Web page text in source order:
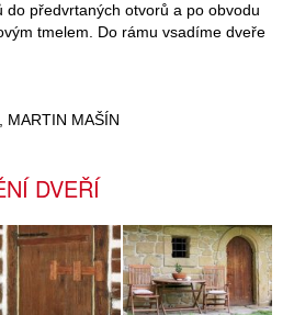
do předvrtaných otvorů a po obvodu
tmelem. Do rámu vsadíme dveře
MARTIN MAŠÍN
DVEŘÍ